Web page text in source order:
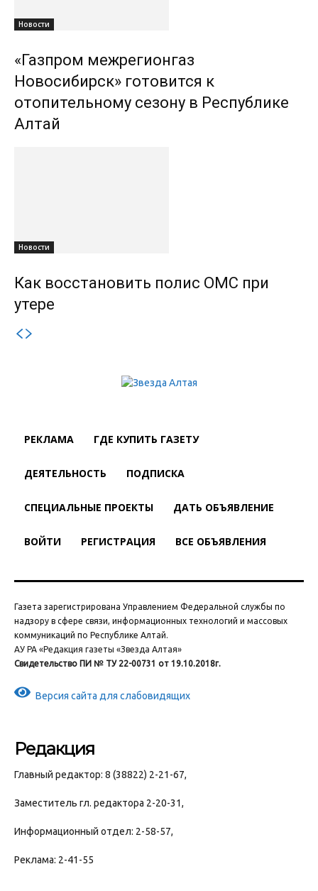
Новости
«Газпром межрегионгаз
Новосибирск» готовится к
отопительному сезону в Республике
Алтай
Новости
Как восстановить полис ОМС при
утере
РЕКЛАМА ГДЕ КУПИТЬ ГАЗЕТУ
ДЕЯТЕЛЬНОСТЬ ПОДПИСКА
СПЕЦИАЛЬНЫЕ ПРОЕКТЫ ДАТЬ ОБЪЯВЛЕНИЕ
ВОЙТИ РЕГИСТРАЦИЯ ВСЕ ОБЪЯВЛЕНИЯ
Газета зарегистрирована Управлением Федеральной службы по
надзору в сфере связи, информационных технологий и массовых
коммуникаций по Республике Алтай.
АУ РА «Редакция газеты «Звезда Алтая»
Свидетельство ПИ № ТУ 22-00731 от 19.10.2018г.
Версия сайта для слабовидящих
Редакция
Главный редактор: 8 (38822) 2-21-67,
Заместитель гл. редактора 2-20-31,
Информационный отдел: 2-58-57,
Реклама: 2-41-55